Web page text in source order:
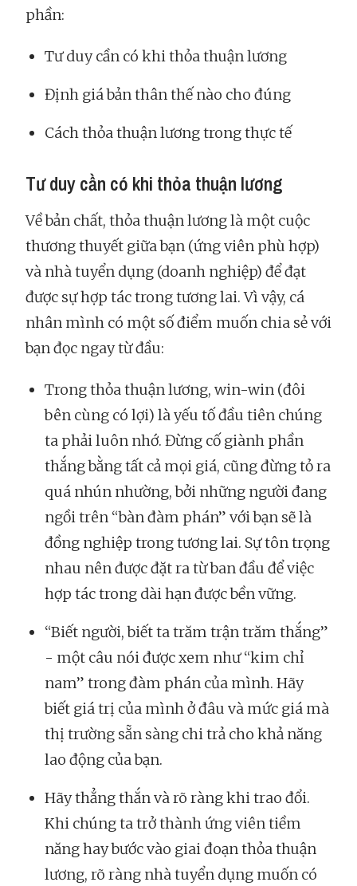
phần:
Tư duy cần có khi thỏa thuận lương
Định giá bản thân thế nào cho đúng
Cách thỏa thuận lương trong thực tế
Tư duy cần có khi thỏa thuận lương
Về bản chất, thỏa thuận lương là một cuộc
thương thuyết giữa bạn (ứng viên phù hợp)
và nhà tuyển dụng (doanh nghiệp) để đạt
được sự hợp tác trong tương lai. Vì vậy, cá
nhân mình có một số điểm muốn chia sẻ với
bạn đọc ngay từ đầu:
Trong thỏa thuận lương, win-win (đôi
bên cùng có lợi) là yếu tố đầu tiên chúng
ta phải luôn nhớ. Đừng cố giành phần
thắng bằng tất cả mọi giá, cũng đừng tỏ ra
quá nhún nhường, bởi những người đang
ngồi trên “bàn đàm phán” với bạn sẽ là
đồng nghiệp trong tương lai. Sự tôn trọng
nhau nên được đặt ra từ ban đầu để việc
hợp tác trong dài hạn được bền vững.
“Biết người, biết ta trăm trận trăm thắng”
- một câu nói được xem như “kim chỉ
nam” trong đàm phán của mình. Hãy
biết giá trị của mình ở đâu và mức giá mà
thị trường sẵn sàng chi trả cho khả năng
lao động của bạn.
Hãy thẳng thắn và rõ ràng khi trao đổi.
Khi chúng ta trở thành ứng viên tiềm
năng hay bước vào giai đoạn thỏa thuận
lương, rõ ràng nhà tuyển dụng muốn có